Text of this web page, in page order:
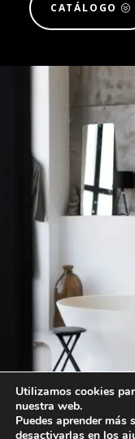
CATÁLOGO
Utilizamos cookies
nuestra web.
Puedes aprender
desactivarlas en los